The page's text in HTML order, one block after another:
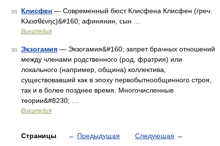
89 Клисфен — Современный бюст Клисфена Клисфен (греч.
Κλεισθένης)&#160; афинянин, сын …
Википедия
90 Экзогамия — Экзогамия&#160; запрет брачных отношений
между членами родственного (род, фратрия) или
локального (например, община) коллектива,
существовавший как в эпоху первобытнообщинного строя,
так и в более позднее время. Многочисленные
теории&#8230; …
Википедия
Страницы ← Предыдущая Следующая →